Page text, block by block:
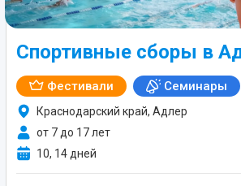
Спортивные сборы в
Фестивали Семинары
Краснодарский край, Адлер
от 7 до 17 лет
10, 14 дней